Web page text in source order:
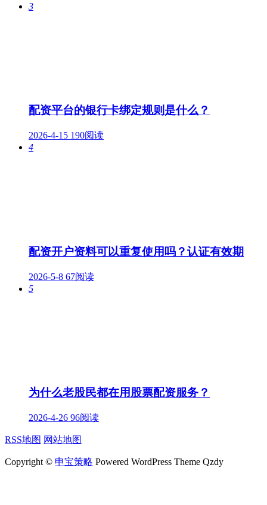
3
配资平台的银行卡绑定规则是什么？
2026-4-15 190阅读
4
配资开户资料可以重复使用吗？认证有效期
2026-5-8 67阅读
5
为什么老股民都在用股票配资服务？
2026-4-26 96阅读
RSS地图 网站地图
Copyright © 申宝策略 Powered WordPress Theme Qzdy